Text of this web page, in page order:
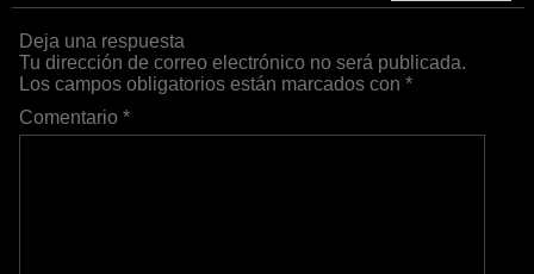
Deja una respuesta
Tu dirección de correo electrónico no será publicada.
Los campos obligatorios están marcados con *
Comentario *